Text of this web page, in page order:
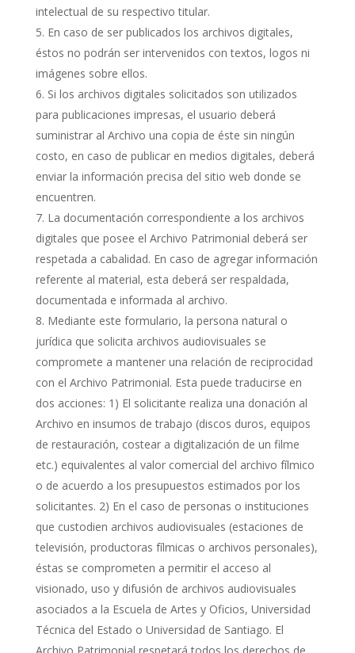
intelectual de su respectivo titular.
En caso de ser publicados los archivos digitales,
éstos no podrán ser intervenidos con textos, logos ni
imágenes sobre ellos.
Si los archivos digitales solicitados son utilizados
para publicaciones impresas, el usuario deberá
suministrar al Archivo una copia de éste sin ningún
costo, en caso de publicar en medios digitales, deberá
enviar la información precisa del sitio web donde se
encuentren.
La documentación correspondiente a los archivos
digitales que posee el Archivo Patrimonial deberá ser
respetada a cabalidad. En caso de agregar información
referente al material, esta deberá ser respaldada,
documentada e informada al archivo.
Mediante este formulario, la persona natural o
jurídica que solicita archivos audiovisuales se
compromete a mantener una relación de reciprocidad
con el Archivo Patrimonial. Esta puede traducirse en
dos acciones: 1) El solicitante realiza una donación al
Archivo en insumos de trabajo (discos duros, equipos
de restauración, costear a digitalización de un filme
etc.) equivalentes al valor comercial del archivo fílmico
o de acuerdo a los presupuestos estimados por los
solicitantes. 2) En el caso de personas o instituciones
que custodien archivos audiovisuales (estaciones de
televisión, productoras fílmicas o archivos personales),
éstas se comprometen a permitir el acceso al
visionado, uso y difusión de archivos audiovisuales
asociados a la Escuela de Artes y Oficios, Universidad
Técnica del Estado o Universidad de Santiago. El